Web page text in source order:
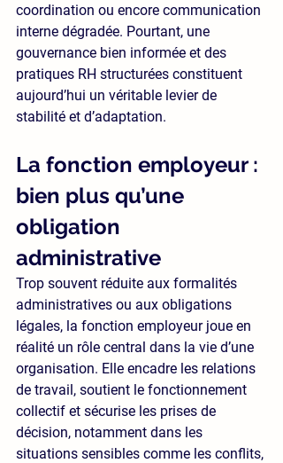
coordination ou encore communication
interne dégradée. Pourtant, une
gouvernance bien informée et des
pratiques RH structurées constituent
aujourd’hui un véritable levier de
stabilité et d’adaptation.
La fonction employeur :
bien plus qu’une
obligation
administrative
Trop souvent réduite aux formalités
administratives ou aux obligations
légales, la fonction employeur joue en
réalité un rôle central dans la vie d’une
organisation. Elle encadre les relations
de travail, soutient le fonctionnement
collectif et sécurise les prises de
décision, notamment dans les
situations sensibles comme les conflits,